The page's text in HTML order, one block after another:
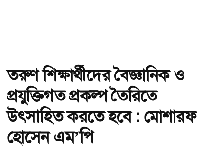
তরুণ শিক্ষার্থীদের বৈজ্ঞানিক ও
প্রযুক্তিগত প্রকল্প তৈরিতে
উৎসাহিত করতে হবে : মোশারফ
হোসেন এম’পি